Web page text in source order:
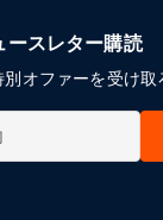
ースレター購読
オファーを受け取